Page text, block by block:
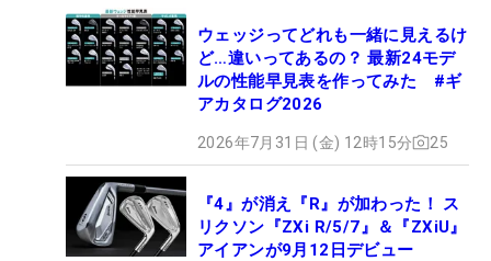
ウェッジってどれも一緒に見えるけ
ど…違いってあるの？ 最新24モデ
ルの性能早見表を作ってみた #ギ
アカタログ2026
2026年7月31日 (金) 12時15分 25
『4』が消え『R』が加わった！ ス
リクソン『ZXi R/5/7』＆『ZXiU』
アイアンが9月12日デビュー